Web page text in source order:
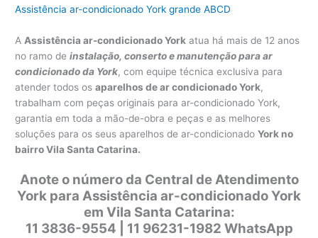
Assistência ar-condicionado York grande ABCD
A Assistência ar-condicionado York atua há mais de 12 anos
no ramo deinstalação, conserto e manutenção para ar
condicionado da York, com equipe técnica exclusiva para
atender todos osaparelhos de ar condicionado York,
trabalham com peças originais para ar-condicionado York,
garantia em toda a mão-de-obra e peças e as melhores
soluções para os seus aparelhos de ar-condicionadoYork no
bairro Vila Santa Catarina.
Anote o número da Central de Atendimento
York para Assistência ar-condicionado York
em Vila Santa Catarina:
11 3836-9554 | 11 96231-1982 WhatsApp